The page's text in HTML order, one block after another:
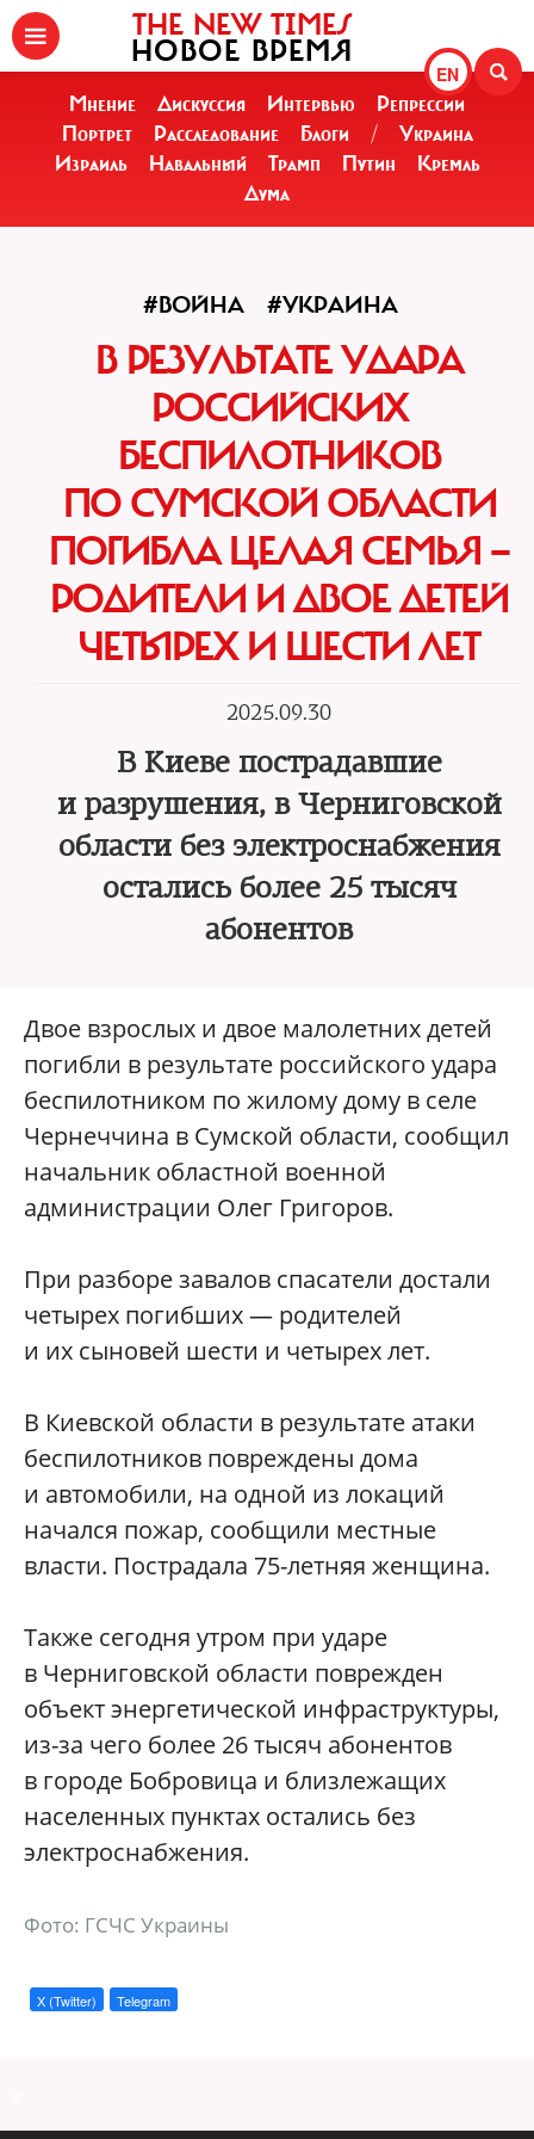
EN
THE NEW TIMES
НОВОЕ ВРЕМЯ
Мнение Дискуссия Интервью
Репрессии
Портрет
Расследование Блоги /
Украина
Израиль
Навальный Трамп Путин
Кремль
Дума
#ВОЙНА #УКРАИНА
В РЕЗУЛЬТАТЕ УДАРА
РОССИЙСКИХ
БЕСПИЛОТНИКОВ
ПО СУМСКОЙ ОБЛАСТИ
ПОГИБЛА ЦЕЛАЯ СЕМЬЯ —
РОДИТЕЛИ И ДВОЕ ДЕТЕЙ
ЧЕТЫРЕХ И ШЕСТИ ЛЕТ
2025.09.30
В Киеве пострадавшие
и разрушения, в Черниговской
области без электроснабжения
остались более 25 тысяч
абонентов
Двое взрослых и двое малолетних детей
погибли в результате российского удара
беспилотником по жилому дому в селе
Чернеччина в Сумской области, сообщил
начальник областной военной
администрации Олег Григоров.
При разборе завалов спасатели достали
четырех погибших — родителей
и их сыновей шести и четырех лет.
В Киевской области в результате атаки
беспилотников повреждены дома
и автомобили, на одной из локаций
начался пожар, сообщили местные
власти. Пострадала 75-летняя женщина.
Также сегодня утром при ударе
в Черниговской области поврежден
объект энергетической инфраструктуры,
из-за чего более 26 тысяч абонентов
в городе Бобровица и близлежащих
населенных пунктах остались без
электроснабжения.
Фото: ГСЧС Украины
X (Twitter) Telegram